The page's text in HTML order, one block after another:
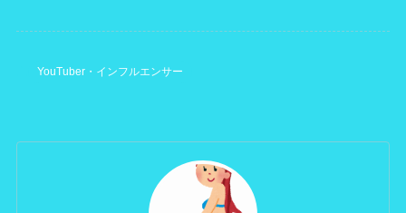
YouTuber・インフルエンサー